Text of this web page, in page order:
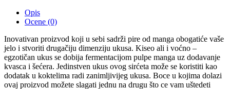
Opis
Ocene (0)
Inovativan proizvod koji u sebi sadrži pire od manga obogatiće vaše
jelo i stvoriti drugačiju dimenziju ukusa. Kiseo ali i voćno –
egzotičan ukus se dobija fermentacijom pulpe manga uz dodavanje
kvasca i šećera. Jedinstven ukus ovog sirćeta može se koristiti kao
dodatak u koktelima radi zanimljivijeg ukusa. Boce u kojima dolazi
ovaj proizvod možete slagati jednu na drugu što ce vam uštedeti